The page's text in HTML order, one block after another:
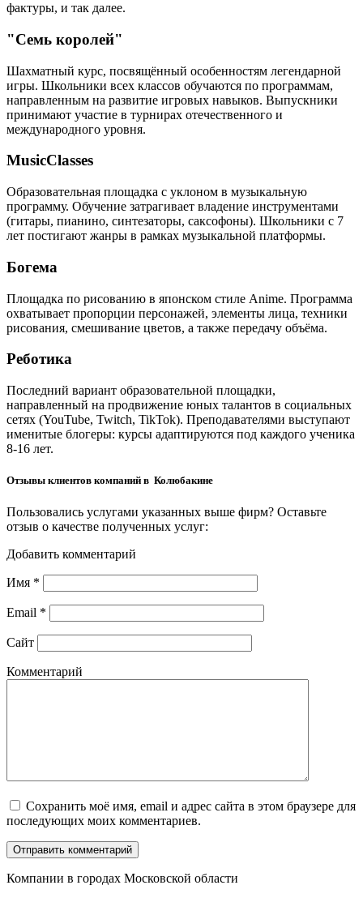
фактуры, и так далее.
"Семь королей"
Шахматный курс, посвящённый особенностям легендарной
игры. Школьники всех классов обучаются по программам,
направленным на развитие игровых навыков. Выпускники
принимают участие в турнирах отечественного и
международного уровня.
MusicClasses
Образовательная площадка с уклоном в музыкальную
программу. Обучение затрагивает владение инструментами
(гитары, пианино, синтезаторы, саксофоны). Школьники с 7
лет постигают жанры в рамках музыкальной платформы.
Богема
Площадка по рисованию в японском стиле Anime. Программа
охватывает пропорции персонажей, элементы лица, техники
рисования, смешивание цветов, а также передачу объёма.
Реботика
Последний вариант образовательной площадки,
направленный на продвижение юных талантов в социальных
сетях (YouTube, Twitch, TikTok). Преподавателями выступают
именитые блогеры: курсы адаптируются под каждого ученика
8-16 лет.
Отзывы клиентов компаний в Колюбакине
Пользовались услугами указанных выше фирм? Оставьте
отзыв о качестве полученных услуг:
Добавить комментарий
Имя *
Email *
Сайт
Комментарий
Сохранить моё имя, email и адрес сайта в этом браузере для
последующих моих комментариев.
Компании в городах Московской области